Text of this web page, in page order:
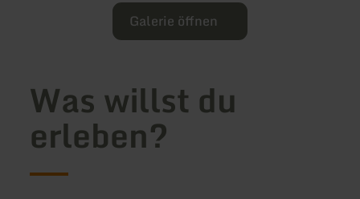
Galerie öffnen
Was willst du
erleben?